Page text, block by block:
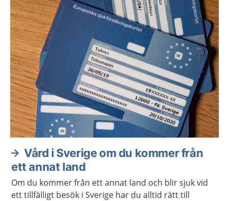
Vård i Sverige om du kommer från
ett annat land
Om du kommer från ett annat land och blir sjuk vid
ett tillfälligt besök i Sverige har du alltid rätt till